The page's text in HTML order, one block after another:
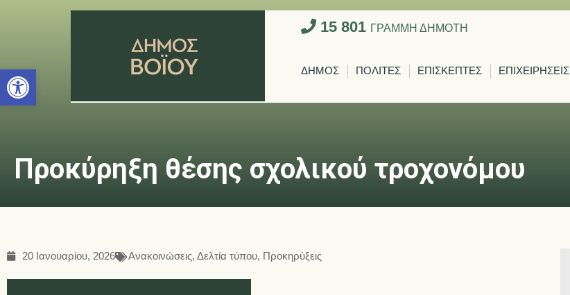
Ανοίξτε τη γραμμή εργαλείων
15 801 ΓΡΑΜΜΗ ΔΗΜΟΤΗ
ΔΗΜΟΣ ΠΟΛΙΤΕΣ ΕΠΙΣΚΕΠΤΕΣ ΕΠΙΧΕΙΡΗΣΕΙΣ
Προκύρηξη θέσης σχολικού τροχονόμου
20 Ιανουαρίου, 2026 Ανακοινώσεις,Δελτία τύπου, Προκηρύξεις